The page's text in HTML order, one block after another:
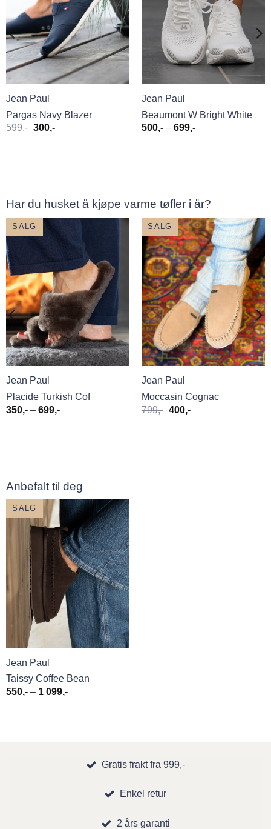
Jean Paul
Pargas Navy Blazer
599,- Opprinnelig
300,-Nåværende
Jean Paul
Beaumont W Bright White
500,- – 699,-Prisområde:
Har du husket å kjøpe varme tøfler i år?
SALG
Jean Paul
Placide Turkish Cof
350,- – 699,-Prisområde:
SALG
Jean Paul
Moccasin Cognac
799,- Opprinnelig
400,-Nåværende
Anbefalt til deg
SALG
Jean Paul
Taissy Coffee Bean
550,- – 1 099,-Prisområde:
Gratis frakt fra 999,-
Enkel retur
2 års garanti